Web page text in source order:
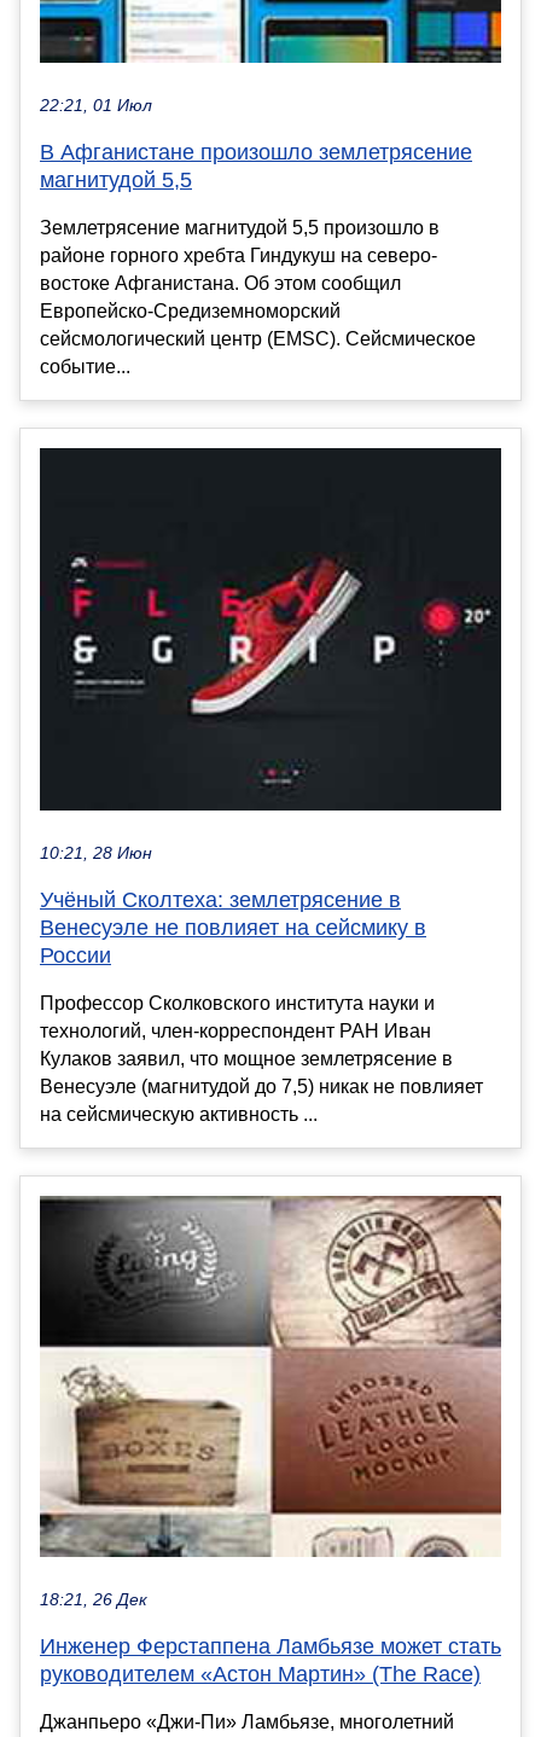
22:21, 01 Июл
В Афганистане произошло землетрясение
магнитудой 5,5
Землетрясение магнитудой 5,5 произошло в
районе горного хребта Гиндукуш на северо-
востоке Афганистана. Об этом сообщил
Европейско-Средиземноморский
сейсмологический центр (EMSC). Сейсмическое
событие...
10:21, 28 Июн
Учёный Сколтеха: землетрясение в
Венесуэле не повлияет на сейсмику в
России
Профессор Сколковского института науки и
технологий, член-корреспондент РАН Иван
Кулаков заявил, что мощное землетрясение в
Венесуэле (магнитудой до 7,5) никак не повлияет
на сейсмическую активность ...
18:21, 26 Дек
Инженер Ферстаппена Ламбьязе может стать
руководителем «Астон Мартин» (The Race)
Джанпьеро «Джи-Пи» Ламбьязе, многолетний